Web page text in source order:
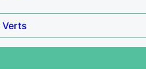
Verts